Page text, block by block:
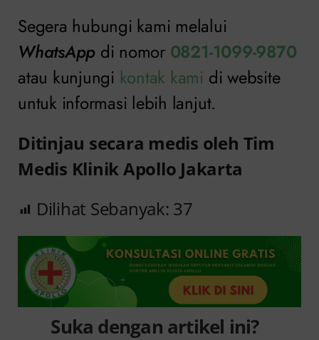
Segera hubungi kami melalui
WhatsApp di nomor 0821-1099-9870
atau kunjungi kontak kami di website
untuk informasi lebih lanjut.
Ditinjau secara medis oleh Tim
Medis Klinik Apollo Jakarta
Dilihat Sebanyak: 37
Suka dengan artikel ini?